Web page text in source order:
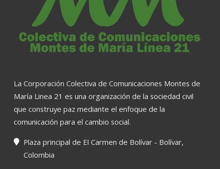
La Corporación Colectiva de Comunicaciones Montes de
María Linea 21 es una organización de la sociedad civil
que construye paz mediante el enfoque de la
comunicación para el cambio social.
Plaza principal de El Carmen de Bolívar - Bolívar,
Colombia